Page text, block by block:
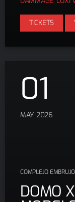
TICKETS
01
MAY 2026
COMPLEJO EMBRUJO
DOMO